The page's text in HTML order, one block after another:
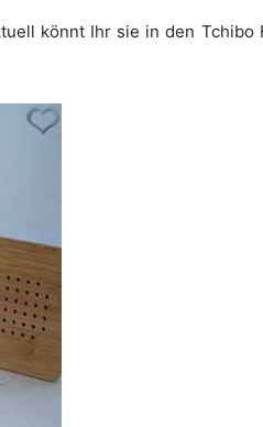
könnt Ihr sie in den Tchibo